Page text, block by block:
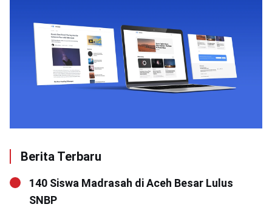
Berita Terbaru
140 Siswa Madrasah di Aceh Besar Lulus
SNBP